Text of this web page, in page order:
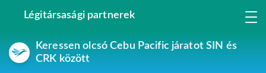
Légitársasági partnerek
Keressen olcsó Cebu Pacific járatot SIN és
CRK között